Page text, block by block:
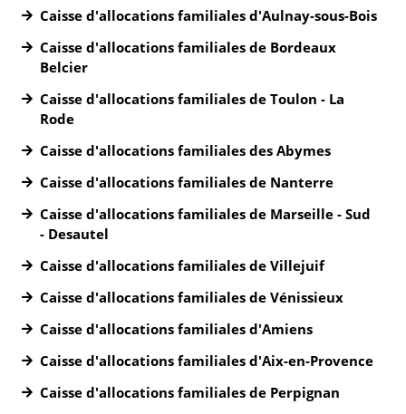
Caisse d'allocations familiales d'Aulnay-sous-Bois
Caisse d'allocations familiales de Bordeaux
Belcier
Caisse d'allocations familiales de Toulon - La
Rode
Caisse d'allocations familiales des Abymes
Caisse d'allocations familiales de Nanterre
Caisse d'allocations familiales de Marseille - Sud
- Desautel
Caisse d'allocations familiales de Villejuif
Caisse d'allocations familiales de Vénissieux
Caisse d'allocations familiales d'Amiens
Caisse d'allocations familiales d'Aix-en-Provence
Caisse d'allocations familiales de Perpignan